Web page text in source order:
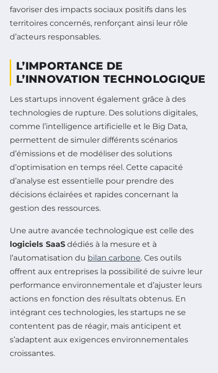
favoriser des impacts sociaux positifs dans les
territoires concernés, renforçant ainsi leur rôle
d’acteurs responsables.
L’IMPORTANCE DE
L’INNOVATION TECHNOLOGIQUE
Les startups innovent également grâce à des
technologies de rupture. Des solutions digitales,
comme l’intelligence artificielle et le Big Data,
permettent de simuler différents scénarios
d’émissions et de modéliser des solutions
d’optimisation en temps réel. Cette capacité
d’analyse est essentielle pour prendre des
décisions éclairées et rapides concernant la
gestion des ressources.
Une autre avancée technologique est celle des
logiciels SaaS dédiés à la mesure et à
l’automatisation du bilan carbone. Ces outils
offrent aux entreprises la possibilité de suivre leur
performance environnementale et d’ajuster leurs
actions en fonction des résultats obtenus. En
intégrant ces technologies, les startups ne se
contentent pas de réagir, mais anticipent et
s’adaptent aux exigences environnementales
croissantes.